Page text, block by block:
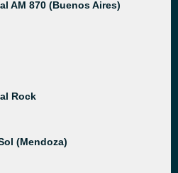
AM 870 (Buenos Aires)
Rock
(Mendoza)